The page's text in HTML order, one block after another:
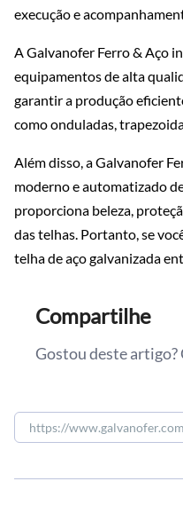
execução e
A Galvanofer Ferro & Aço
equipamentos de alta
garantir a produção
como onduladas,
Além disso, a Galvanofer
moderno e automatizado
proporciona beleza,
das telhas. Portanto, se
telha de aço galvanizada
Compartilhe
Gostou deste